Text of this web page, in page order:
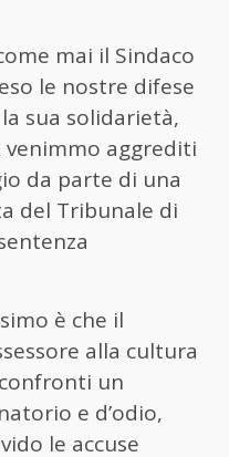
mai il Sindaco
le nostre difese
sua solidarietà,
venimmo aggrediti
da parte di una
del Tribunale di
è che il
alla cultura
un
e d’odio,
le accuse